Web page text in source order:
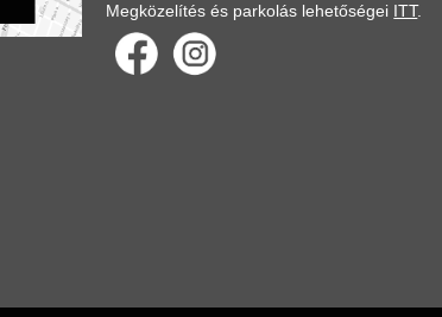
Megközelítés és parkolás lehetőségei ITT.